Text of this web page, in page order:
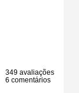
349 avaliações
6 comentários